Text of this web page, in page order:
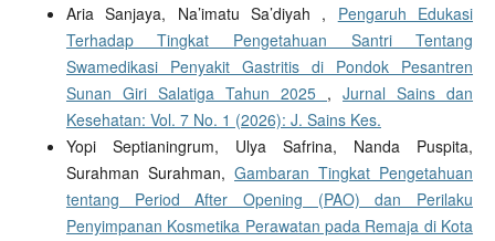
Aria Sanjaya, Na’imatu Sa’diyah , Pengaruh Edukasi
Terhadap Tingkat Pengetahuan Santri Tentang
Swamedikasi Penyakit Gastritis di Pondok Pesantren
Sunan Giri Salatiga Tahun 2025 ,Jurnal Sains dan
Kesehatan: Vol. 7 No. 1 (2026): J. Sains Kes.
Yopi Septianingrum, Ulya Safrina, Nanda Puspita,
Surahman Surahman, Gambaran Tingkat Pengetahuan
tentang Period After Opening (PAO) dan Perilaku
Penyimpanan Kosmetika Perawatan pada Remaja di Kota